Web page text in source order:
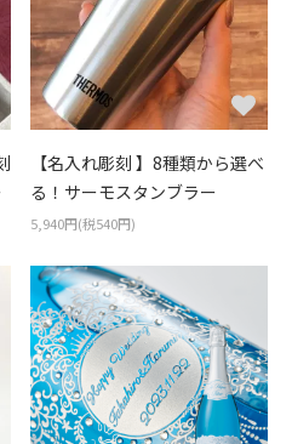
【名入れ彫刻 】8種類から選べ
る！サーモスタンブラー
5,940円(税540円)